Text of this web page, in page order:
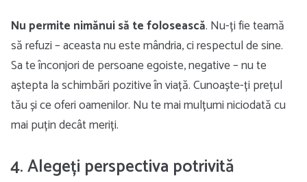
Nu permite nimănui să te folosească. Nu-ți fie teamă
să refuzi – aceasta nu este mândria, ci respectul de sine.
Sa te înconjori de persoane egoiste, negative – nu te
aștepta la schimbări pozitive în viață. Cunoaște-ți prețul
tău și ce oferi oamenilor. Nu te mai mulțumi niciodată cu
mai puțin decât meriți.
4. Alegeți perspectiva potrivită